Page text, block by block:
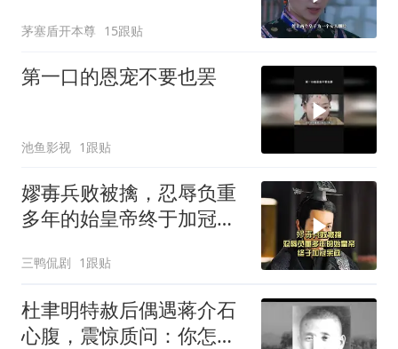
茅塞盾开本尊 15跟贴
第一口的恩宠不要也罢
池鱼影视 1跟贴
嫪毐兵败被擒，忍辱负重
多年的始皇帝终于加冠亲
三鸭侃剧 1跟贴
杜聿明特赦后偶遇蒋介石
心腹，震惊质问：你怎么